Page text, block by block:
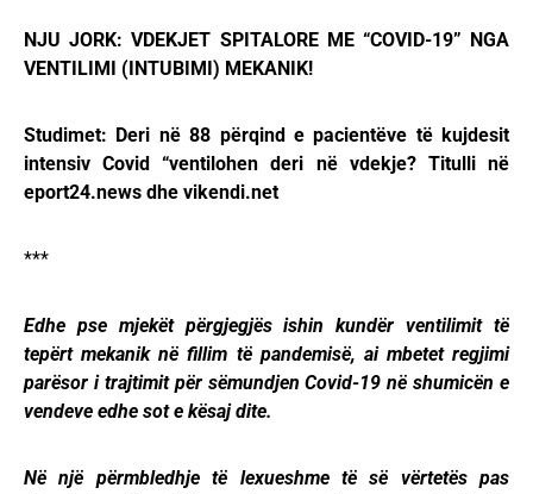
NJU JORK: VDEKJET SPITALORE ME “COVID-19” NGA
VENTILIMI (INTUBIMI) MEKANIK!
Studimet: Deri në 88 përqind e pacientëve të kujdesit
intensiv Covid “ventilohen deri në vdekje? Titulli në
eport24.news dhe vikendi.net
***
Edhe pse mjekët përgjegjës ishin kundër ventilimit të
tepërt mekanik në fillim të pandemisë, ai mbetet regjimi
parësor i trajtimit për sëmundjen Covid-19 në shumicën e
vendeve edhe sot e kësaj dite.
Në një përmbledhje të lexueshme të së vërtetës pas